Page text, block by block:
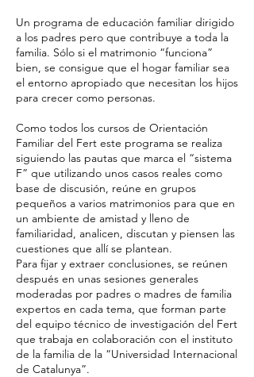
Un programa de educación familiar dirigido
a los padres pero que contribuye a toda la
familia. Sólo si el matrimonio “funciona”
bien, se consigue que el hogar familiar sea
el entorno apropiado que necesitan los hijos
para crecer como personas.
Como todos los cursos de Orientación
Familiar del Fert este programa se realiza
siguiendo las pautas que marca el “sistema
F” que utilizando unos casos reales como
base de discusión, reúne en grupos
pequeños a varios matrimonios para que en
un ambiente de amistad y lleno de
familiaridad, analicen, discutan y piensen las
cuestiones que allí se plantean.
Para fijar y extraer conclusiones, se reúnen
después en unas sesiones generales
moderadas por padres o madres de familia
expertos en cada tema, que forman parte
del equipo técnico de investigación del Fert
que trabaja en colaboración con el instituto
de la familia de la “Universidad Internacional
de Catalunya”.